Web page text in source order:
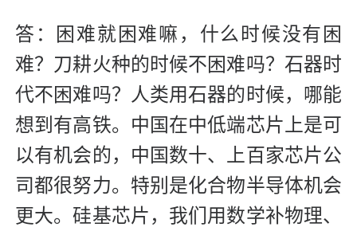
答：困难就困难嘛，什么时候没有困
难？刀耕火种的时候不困难吗？石器时
代不困难吗？人类用石器的时候，哪能
想到有高铁。中国在中低端芯片上是可
以有机会的，中国数十、上百家芯片公
司都很努力。特别是化合物半导体机会
更大。硅基芯片，我们用数学补物理、